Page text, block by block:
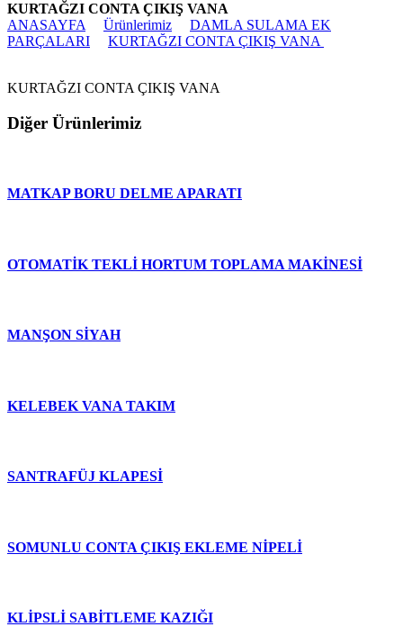
KURTAĞZI CONTA ÇIKIŞ VANA
ANASAYFA
Ürünlerimiz
DAMLA SULAMA EK
PARÇALARI
KURTAĞZI CONTA ÇIKIŞ VANA
KURTAĞZI CONTA ÇIKIŞ VANA
Diğer Ürünlerimiz
MATKAP BORU DELME APARATI
OTOMATİK TEKLİ HORTUM TOPLAMA MAKİNESİ
MANŞON SİYAH
KELEBEK VANA TAKIM
SANTRAFÜJ KLAPESİ
SOMUNLU CONTA ÇIKIŞ EKLEME NİPELİ
KLİPSLİ SABİTLEME KAZIĞI